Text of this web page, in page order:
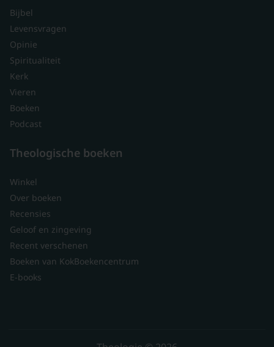
Bijbel
Levensvragen
Opinie
Spiritualiteit
Kerk
Vieren
Boeken
Podcast
Theologische boeken
Winkel
Over boeken
Recensies
Geloof en zingeving
Recent verschenen
Boeken van KokBoekencentrum
E-books